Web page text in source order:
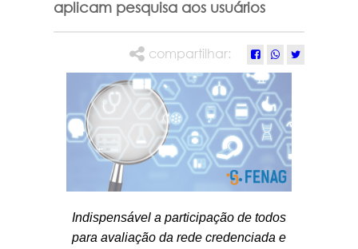
aplicam pesquisa aos usuários
compartilhar:
Indispensável a participação de todos
para avaliação da rede credenciada e